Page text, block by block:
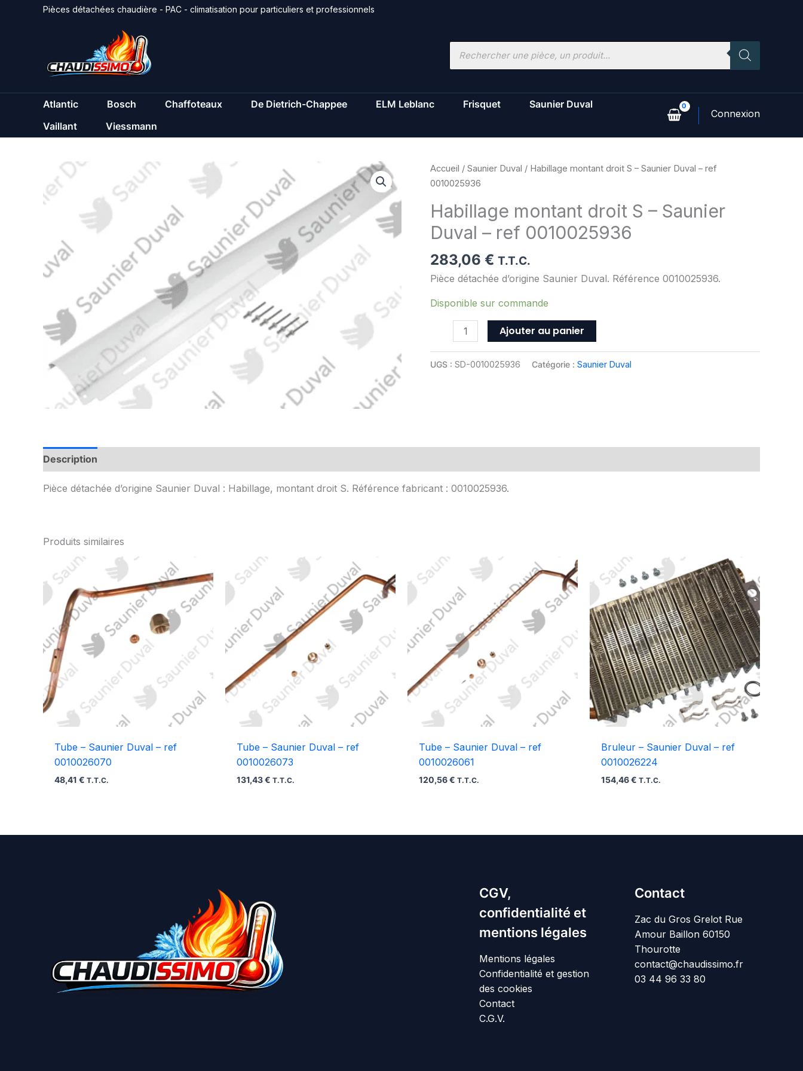
Pièces détachées chaudière - PAC - climatisation pour particuliers et professionnels
Recherche
Atlantic Bosch Chaffoteaux De Dietrich-Chappee ELM Leblanc Frisquet
Saunier Duval
Vaillant
Viessmann
Accueil / Saunier Duval / Habillage montant droit S – Saunier Duval – ref
0010025936
Habillage montant droit S – Saunier
Duval – ref 0010025936
283,06 € T.T.C.
Pièce détachée d’origine Saunier Duval. Référence 0010025936.
Disponible sur commande
quantité
de
montant
droit
S
-
Saunier
-
0010025936
Ajouter au panier
UGS : SD-0010025936 Catégorie : Saunier Duval
Description
Pièce détachée d’origine Saunier Duval : Habillage, montant droit S. Référence fabricant : 0010025936.
Produits similaires
Tube – Saunier Duval – ref
0010026070
48,41€ T.T.C.
Tube – Saunier Duval – ref
0010026073
131,43€ T.T.C.
Tube – Saunier Duval – ref
0010026061
120,56€ T.T.C.
Bruleur – Saunier Duval – ref
0010026224
154,46€ T.T.C.
CGV,
confidentialité et
mentions légales
Mentions légales
Confidentialité et gestion
des cookies
Contact
C.G.V.
Contact
Zac du Gros Grelot Rue
Amour Baillon 60150
Thourotte
contact@chaudissimo.fr
03 44 96 33 80